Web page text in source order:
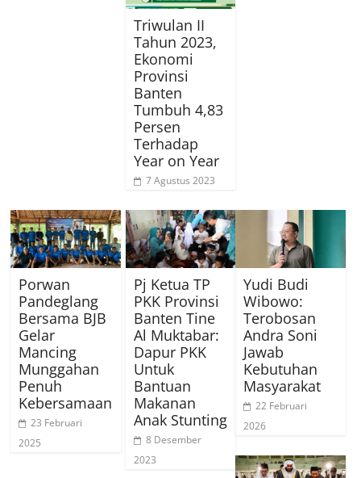
Triwulan II
Tahun 2023,
Ekonomi
Provinsi
Banten
Tumbuh 4,83
Persen
Terhadap
Year on Year
7 Agustus 2023
Porwan
Pandeglang
Bersama BJB
Gelar
Mancing
Munggahan
Penuh
Kebersamaan
23 Februari
2025
Pj Ketua TP
PKK Provinsi
Banten Tine
Al Muktabar:
Dapur PKK
Untuk
Bantuan
Makanan
Anak Stunting
8 Desember
2023
Yudi Budi
Wibowo:
Terobosan
Andra Soni
Jawab
Kebutuhan
Masyarakat
22 Februari
2026